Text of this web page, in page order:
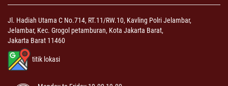
Jl. Hadiah Utama C No.714, RT.11/RW.10, Kavling Polri Jelambar,
Jelambar, Kec. Grogol petamburan, Kota Jakarta Barat,
Jakarta Barat 11460
titik lokasi